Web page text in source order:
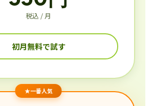
税込 / 月
初月無料で試す
★一番人気